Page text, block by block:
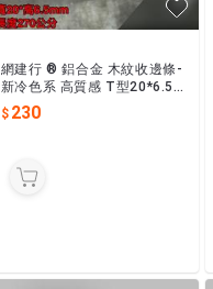
網建行 ® 鋁合金 木紋收邊條-
新冷色系 高質感 T型20*6.5m
m 現貨供應中 新北新莊區可自
取230